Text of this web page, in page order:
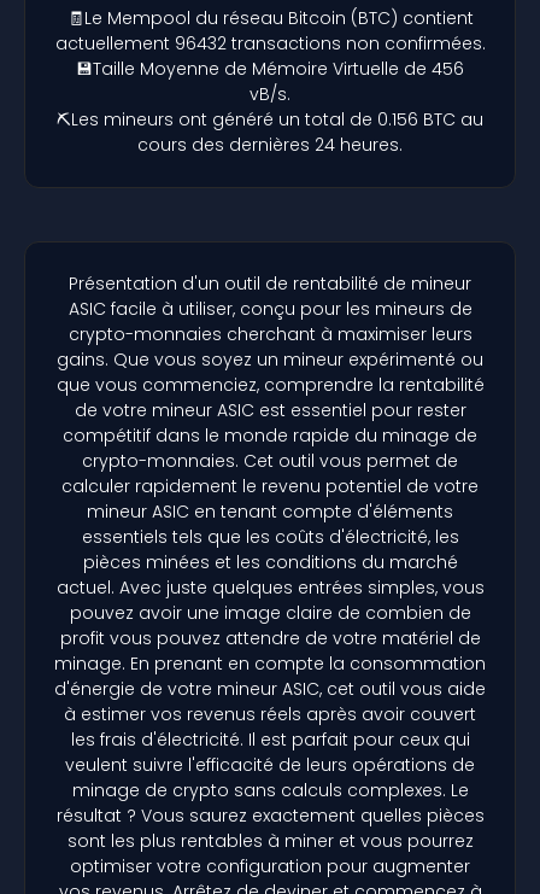
🧾Le Mempool du réseau Bitcoin (BTC) contient
actuellement 96432 transactions non confirmées.
💾Taille Moyenne de Mémoire Virtuelle de 456
vB/s.
⛏️Les mineurs ont généré un total de 0.156 BTC au
cours des dernières 24 heures.
Présentation d'un outil de rentabilité de mineur
ASIC facile à utiliser, conçu pour les mineurs de
crypto-monnaies cherchant à maximiser leurs
gains. Que vous soyez un mineur expérimenté ou
que vous commenciez, comprendre la rentabilité
de votre mineur ASIC est essentiel pour rester
compétitif dans le monde rapide du minage de
crypto-monnaies. Cet outil vous permet de
calculer rapidement le revenu potentiel de votre
mineur ASIC en tenant compte d'éléments
essentiels tels que les coûts d'électricité, les
pièces minées et les conditions du marché
actuel. Avec juste quelques entrées simples, vous
pouvez avoir une image claire de combien de
profit vous pouvez attendre de votre matériel de
minage. En prenant en compte la consommation
d'énergie de votre mineur ASIC, cet outil vous aide
à estimer vos revenus réels après avoir couvert
les frais d'électricité. Il est parfait pour ceux qui
veulent suivre l'efficacité de leurs opérations de
minage de crypto sans calculs complexes. Le
résultat ? Vous saurez exactement quelles pièces
sont les plus rentables à miner et vous pourrez
optimiser votre configuration pour augmenter